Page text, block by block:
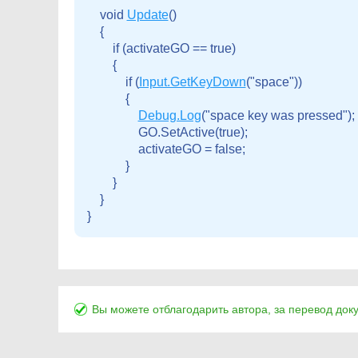
    void
Update()
    {
        if (activateGO == true)
        {
            if (
Input.GetKeyDown("space"))
            {
Debug.Log("space key was pressed");
                GO.SetActive(true);
                activateGO = false;
            }
        }
    }
}
Вы можете отблагодарить автора, за перевод